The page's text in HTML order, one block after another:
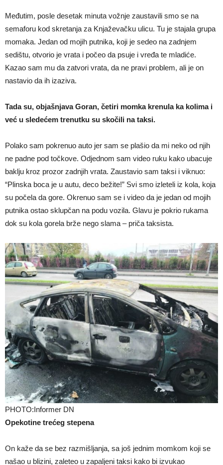
Međutim, posle desetak minuta vožnje zaustavili smo se na
semaforu kod skretanja za Knjaževačku ulicu. Tu je stajala grupa
momaka. Jedan od mojih putnika, koji je sedeo na zadnjem
sedištu, otvorio je vrata i počeo da psuje i vređa te mladiće.
Kazao sam mu da zatvori vrata, da ne pravi problem, ali je on
nastavio da ih izaziva.
Tada su, objašnjava Goran, četiri momka krenula ka kolima i
već u sledećem trenutku su skočili na taksi.
Polako sam pokrenuo auto jer sam se plašio da mi neko od njih
ne padne pod točkove. Odjednom sam video ruku kako ubacuje
baklju kroz prozor zadnjih vrata. Zaustavio sam taksi i viknuo:
“Plinska boca je u autu, deco bežite!” Svi smo izleteli iz kola, koja
su počela da gore. Okrenuo sam se i video da je jedan od mojih
putnika ostao sklupčan na podu vozila. Glavu je pokrio rukama
dok su kola gorela brže nego slama – priča taksista.
PHOTO:Informer DN
Opekotine trećeg stepena
On kaže da se bez razmišljanja, sa još jednim momkom koji se
našao u blizini, zaleteo u zapaljeni taksi kako bi izvukao